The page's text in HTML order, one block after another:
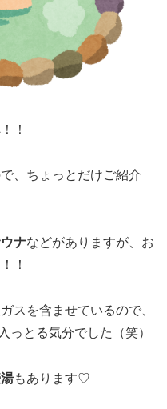
！
、ちょっとだけご紹介
ナなどがありますが、お
！！
スを含ませているので、
っとる気分でした（笑）
もあります♡